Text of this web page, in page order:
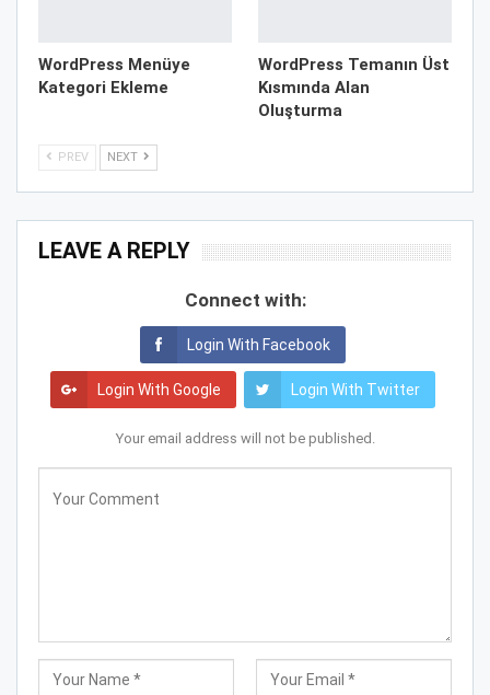
WordPress Menüye
Kategori Ekleme
WordPress Temanın Üst
Kısmında Alan
Oluşturma
PREV NEXT
LEAVE A REPLY
Connect with:
Login With Facebook
Login With Google Login With Twitter
Your email address will not be published.